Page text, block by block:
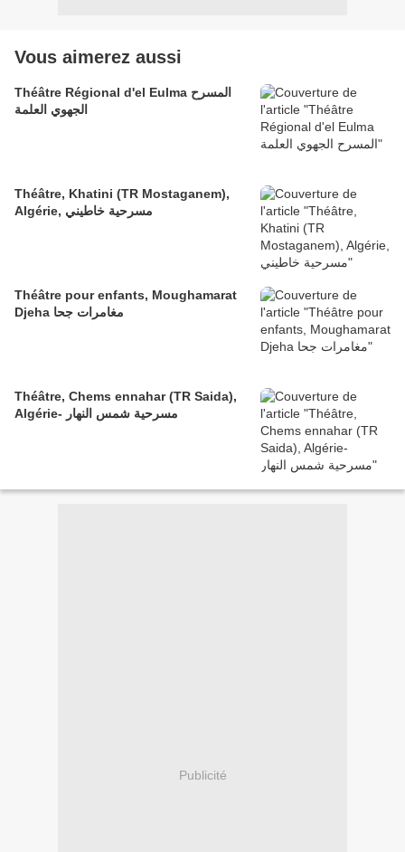
Vous aimerez aussi
Théâtre Régional d'el Eulma المسرح
الجهوي العلمة
Théâtre, Khatini (TR Mostaganem),
Algérie, مسرحية خاطيني
Théâtre pour enfants, Moughamarat
Djeha مغامرات جحا
Théâtre, Chems ennahar (TR Saida),
Algérie- مسرحية شمس النهار
Publicité